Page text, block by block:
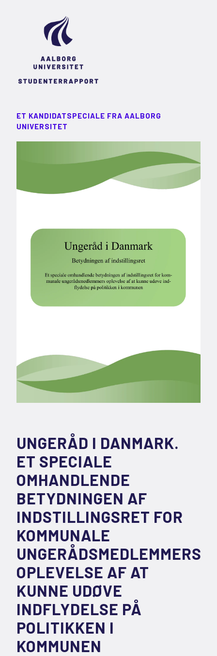
ET KANDIDATSPECIALE FRA AALBORG
UNIVERSITET
UNGERÅD I DANMARK.
ET SPECIALE
OMHANDLENDE
BETYDNINGEN AF
INDSTILLINGSRET FOR
KOMMUNALE
UNGERÅDSMEDLEMMERS
OPLEVELSE AF AT
KUNNE UDØVE
INDFLYDELSE PÅ
POLITIKKEN I
KOMMUNEN